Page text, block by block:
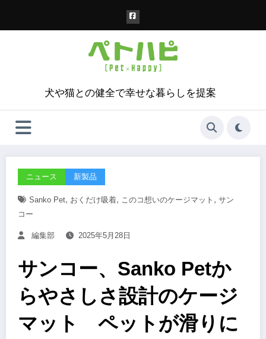
犬や猫との健全で幸せな暮らしを提案
ニュース 新製品
Sanko Pet, おくだけ吸着, このコ想いのケージマット , サン
コー
編集部 2025年5月28日
サンコー、Sanko Petか
らやさしさ設計のケージ
マット ペットが滑りに